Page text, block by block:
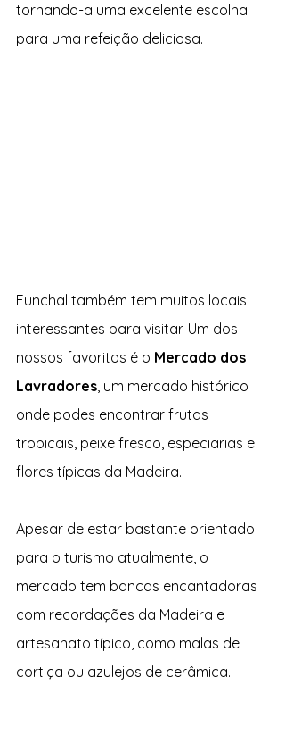
tornando-a uma excelente escolha
para uma refeição deliciosa.
Funchal também tem muitos locais
interessantes para visitar. Um dos
nossos favoritos é o Mercado dos
Lavradores, um mercado histórico
onde podes encontrar frutas
tropicais, peixe fresco, especiarias e
flores típicas da Madeira.
Apesar de estar bastante orientado
para o turismo atualmente, o
mercado tem bancas encantadoras
com recordações da Madeira e
artesanato típico, como malas de
cortiça ou azulejos de cerâmica.